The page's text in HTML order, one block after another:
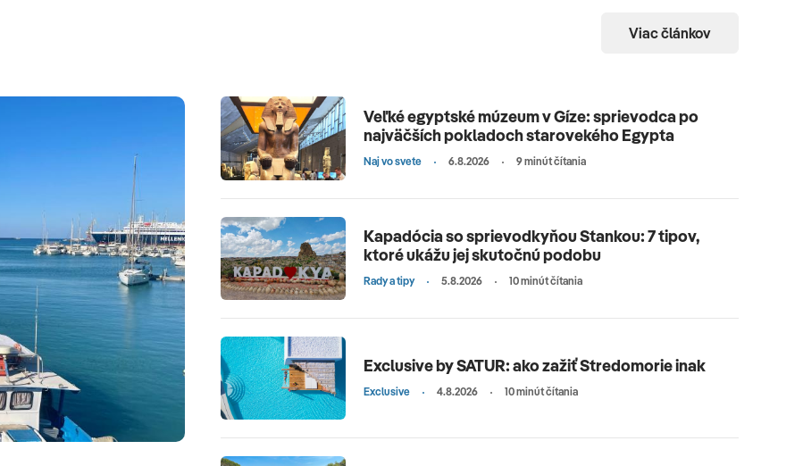
Viac článkov
Veľké egyptské múzeum v Gíze: sprievodca po
najväčších pokladoch starovekého Egypta
Naj vo svete 6.8.2026 9 minút čítania
Kapadócia so sprievodkyňou Stankou: 7 tipov,
ktoré ukážu jej skutočnú podobu
Rady a tipy 5.8.2026 10 minút čítania
Exclusive by SATUR: ako zažiť Stredomorie inak
Exclusive 4.8.2026 10 minút čítania